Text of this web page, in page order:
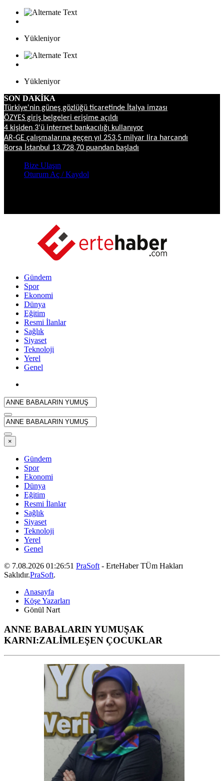
Yükleniyor
Yükleniyor
SON DAKİKA
Türkiye'nin güneş gözlüğü ticaretinde İtalya imzası
ÖZYES giriş belgeleri erişime açıldı
4 kişiden 3'ü internet bankacılığı kullanıyor
AR-GE çalışmalarına geçen yıl 253,5 milyar lira harcandı
Borsa İstanbul 13.728,70 puandan başladı
Bize Ulaşın
Oturum Aç / Kaydol
Gündem
Spor
Ekonomi
Dünya
Eğitim
Resmi İlanlar
Sağlık
Siyaset
Teknoloji
Yerel
Genel
×
Gündem
Spor
Ekonomi
Dünya
Eğitim
Resmi İlanlar
Sağlık
Siyaset
Teknoloji
Yerel
Genel
© 7.08.2026 01:26:51 PraSoft - ErteHaber TÜm Hakları
Saklıdır.PraSoft.
Anasayfa
Köşe Yazarları
Gönül Nart
ANNE BABALARIN YUMUŞAK
KARNI:ZALİMLEŞEN ÇOCUKLAR